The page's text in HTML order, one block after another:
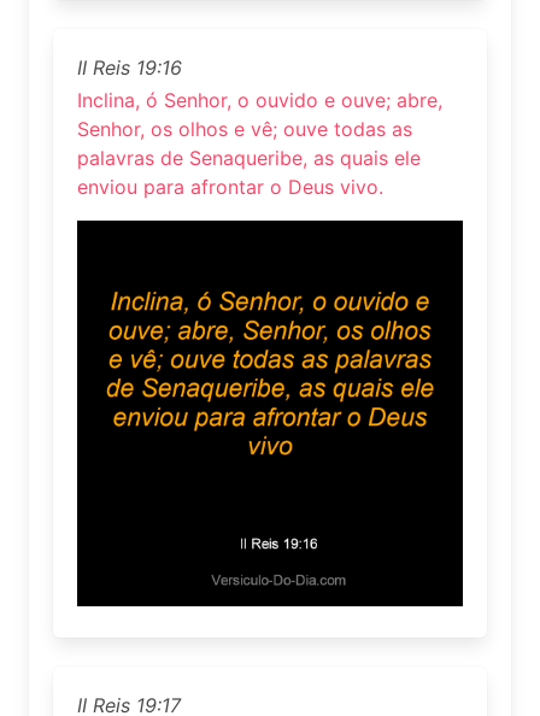
II Reis 19:16
Inclina, ó Senhor, o ouvido e ouve; abre,
Senhor, os olhos e vê; ouve todas as
palavras de Senaqueribe, as quais ele
enviou para afrontar o Deus vivo.
II Reis 19:17